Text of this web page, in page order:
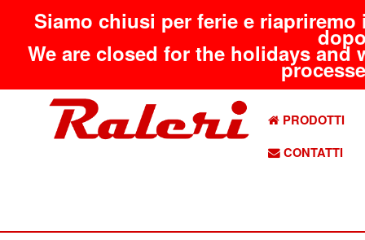
Siamo chiusi per ferie e
We are closed for the holidays
PRODOTTI
CONTATTI